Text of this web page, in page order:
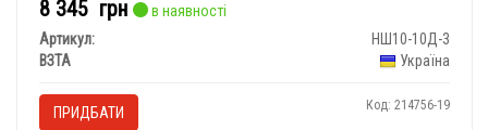
8 345 грн
в наявності
Артикул:
НШ10-10Д-3
ВЗТА
Україна
ПРИДБАТИ Код: 214756-19